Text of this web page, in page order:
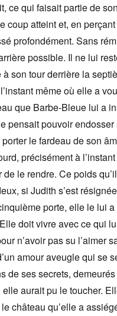
ce qui faisait partie de
coup atteint et, en
profondément. Sans
possible. Il ne lui
à son tour derrière la
même où elle a
que Barbe-Bleue lui a
pensait pouvoir endosser
porter le fardeau de son
précisément à
de le rendre. Ce poids
si Judith s’est
porte, elle le lui
doit vivre avec ce qui
n’avoir pas su l’aimer
amour aveugle qui se
de ses secrets,
aurait pu le toucher.
château qu’elle a